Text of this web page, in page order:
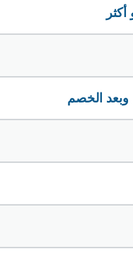
الخصم